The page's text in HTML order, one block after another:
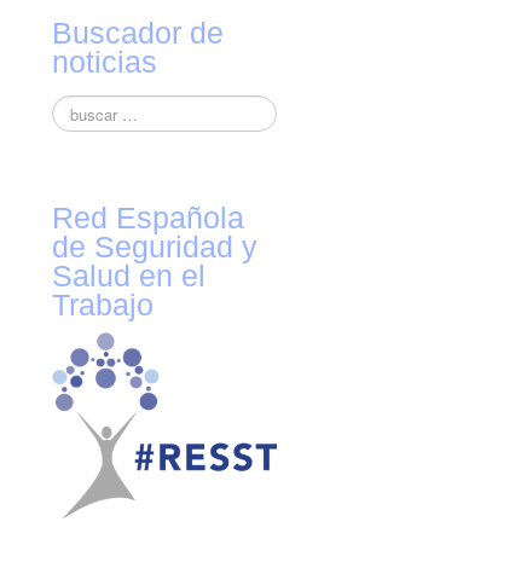
Buscador de
noticias
Red Española
de Seguridad y
Salud en el
Trabajo